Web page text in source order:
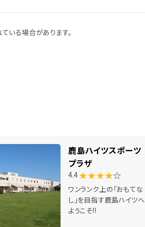
いる場合があります。
鹿島ハイツスポーツ
プラザ
4.4★★★★☆
ワンランク上の「おもてな
し」を目指す鹿島ハイツへ
ようこそ!!